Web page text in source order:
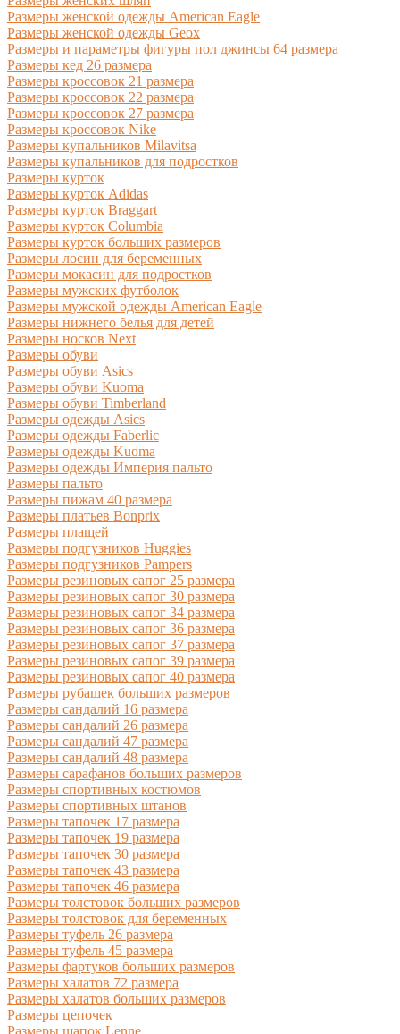
Размеры женской одежды American Eagle
Размеры женской одежды Geox
Размеры и параметры фигуры пол джинсы 64 размера
Размеры кед 26 размера
Размеры кроссовок 21 размера
Размеры кроссовок 22 размера
Размеры кроссовок 27 размера
Размеры кроссовок Nike
Размеры купальников Milavitsa
Размеры купальников для подростков
Размеры курток
Размеры курток Adidas
Размеры курток Braggart
Размеры курток Columbia
Размеры курток больших размеров
Размеры лосин для беременных
Размеры мокасин для подростков
Размеры мужских футболок
Размеры мужской одежды American Eagle
Размеры нижнего белья для детей
Размеры носков Next
Размеры обуви
Размеры обуви Asics
Размеры обуви Kuoma
Размеры обуви Timberland
Размеры одежды Asics
Размеры одежды Faberlic
Размеры одежды Kuoma
Размеры одежды Империя пальто
Размеры пальто
Размеры пижам 40 размера
Размеры платьев Bonprix
Размеры плащей
Размеры подгузников Huggies
Размеры подгузников Pampers
Размеры резиновых сапог 25 размера
Размеры резиновых сапог 30 размера
Размеры резиновых сапог 34 размера
Размеры резиновых сапог 36 размера
Размеры резиновых сапог 37 размера
Размеры резиновых сапог 39 размера
Размеры резиновых сапог 40 размера
Размеры рубашек больших размеров
Размеры сандалий 16 размера
Размеры сандалий 26 размера
Размеры сандалий 47 размера
Размеры сандалий 48 размера
Размеры сарафанов больших размеров
Размеры спортивных костюмов
Размеры спортивных штанов
Размеры тапочек 17 размера
Размеры тапочек 19 размера
Размеры тапочек 30 размера
Размеры тапочек 43 размера
Размеры тапочек 46 размера
Размеры толстовок больших размеров
Размеры толстовок для беременных
Размеры туфель 26 размера
Размеры туфель 45 размера
Размеры фартуков больших размеров
Размеры халатов 72 размера
Размеры халатов больших размеров
Размеры цепочек